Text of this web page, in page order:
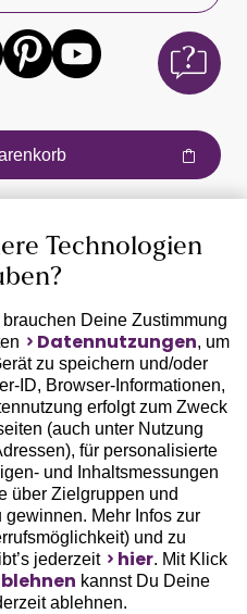
Technologien
Deine Zustimmung
Datennutzungen, um
zu speichern und/oder
ID, Browser-Informationen,
erfolgt zum Zweck
(auch unter Nutzung
für personalisierte
und Inhaltsmessungen
über Zielgruppen und
Mehr Infos zur
und zu
jederzeit
hier. Mit Klick
kannst Du Deine
ablehnen.